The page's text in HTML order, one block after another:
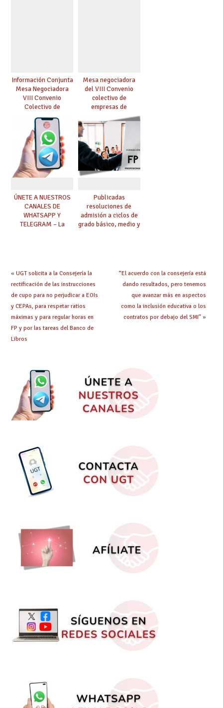
Información Conjunta
Mesa Negociadora
VIII Convenio
Colectivo de
Enseñanza
Concertada
Mesa negociadora
del VIII Convenio
colectivo de
empresas de
enseñanza privada
sostenidas total o
parcialmente con
fondos públicos
ÚNETE A NUESTROS
CANALES DE
WHATSAPP Y
TELEGRAM – La
Publicadas
resoluciones de
admisión a ciclos de
grado básico, medio y
« UGT solicita a la Consejería la
rectificación de las instrucciones
de cupo para no perjudicar a EOIs
y CEPAs, para respetar ratios
máximas y para regular horas en
FP y por las tareas del Banco de
Libros
“El acuerdo con la consejería está
dando resultados, pero tenemos
que avanzar más en aspectos
como la inclusión educativa o los
contratos por debajo del SMI”»